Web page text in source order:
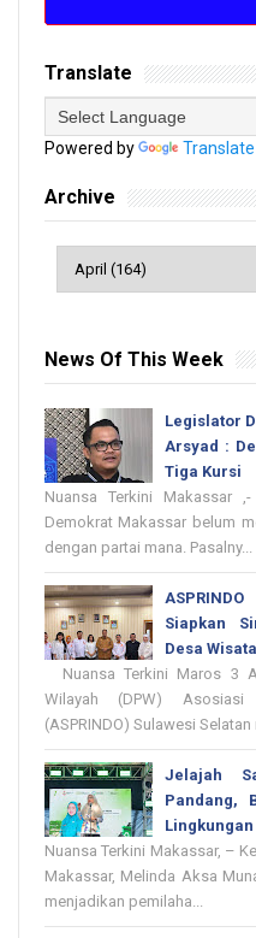
Translate
Powered by Translate
Archive
News Of This Week
Legislator
Arsyad :
Tiga Kursi
Nuansa Terkini Makassar
Demokrat Makassar belum
dengan partai mana. Pasalny...
Siapkan
Desa Wisata
Nuansa Terkini Maros 3
Wilayah (DPW) Asosiasi
(ASPRINDO) Sulawesi Selatan
Jelajah
Pandang,
Lingkungan
Nuansa Terkini Makassar, –
Makassar, Melinda Aksa
menjadikan pemilaha...